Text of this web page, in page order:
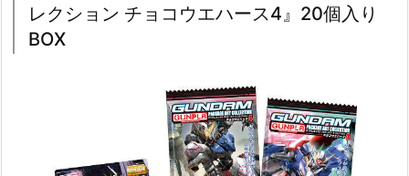
レクション チョコウエハース4』20個入り
BOX